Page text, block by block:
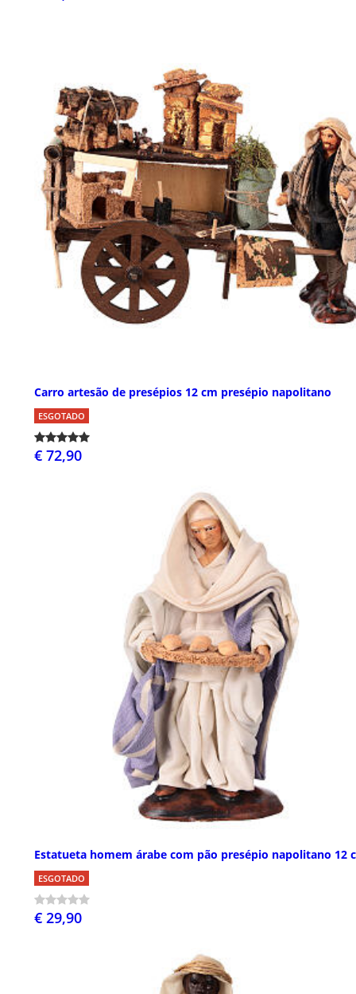
Carro artesão de presépios 12 cm presépio napolitano
ESGOTADO
€ 72,90
Estatueta homem árabe com pão presépio napolitano 12
ESGOTADO
€ 29,90